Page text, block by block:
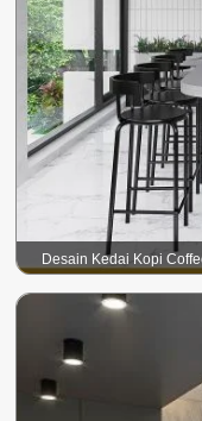
Desain Kedai Kopi